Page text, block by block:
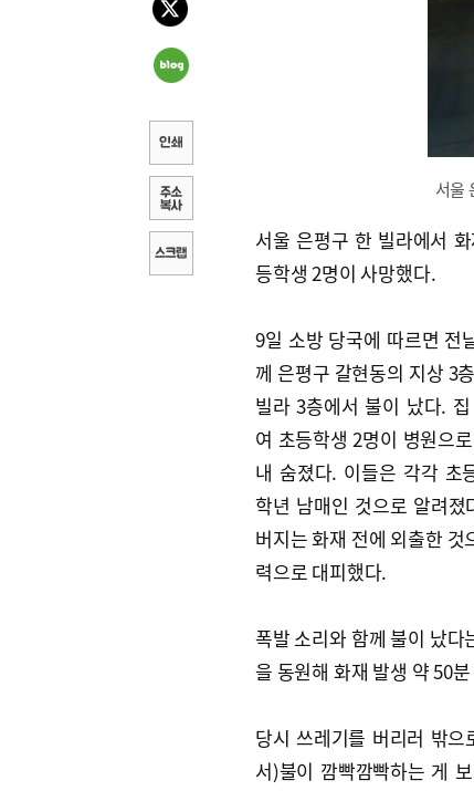
서울
서울 은평구 한 빌라에서
등학생 2명이 사망했다.
9일 소방 당국에 따르면 전
께 은평구 갈현동의 지상 3
빌라 3층에서 불이 났다.
여 초등학생 2명이 병원으
내 숨졌다. 이들은 각각 초
학년 남매인 것으로 알려졌
버지는 화재 전에 외출한
력으로 대피했다.
폭발 소리와 함께 불이 났다
을 동원해 화재 발생 약 50
당시 쓰레기를 버리러 밖
서)불이 깜빡깜빡하는 게